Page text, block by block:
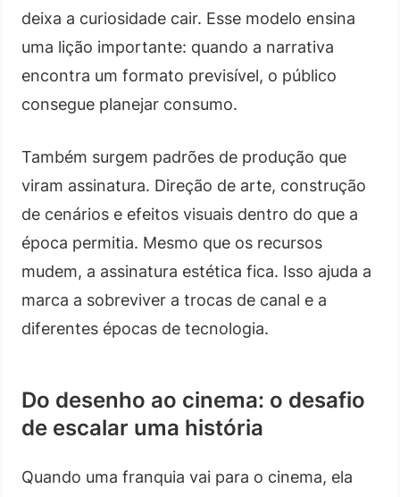
deixa a curiosidade cair. Esse modelo ensina
uma lição importante: quando a narrativa
encontra um formato previsível, o público
consegue planejar consumo.
Também surgem padrões de produção que
viram assinatura. Direção de arte, construção
de cenários e efeitos visuais dentro do que a
época permitia. Mesmo que os recursos
mudem, a assinatura estética fica. Isso ajuda a
marca a sobreviver a trocas de canal e a
diferentes épocas de tecnologia.
Do desenho ao cinema: o desafio
de escalar uma história
Quando uma franquia vai para o cinema, ela